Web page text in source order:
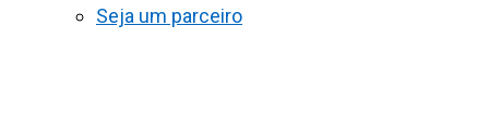
Seja um parceiro